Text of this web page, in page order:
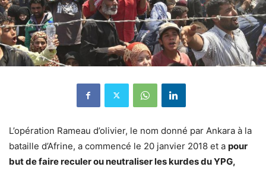
L’opération Rameau d’olivier, le nom donné par Ankara à la
bataille d’Afrine, a commencé le 20 janvier 2018 et a pour
but de faire reculer ou neutraliser les kurdes du YPG,